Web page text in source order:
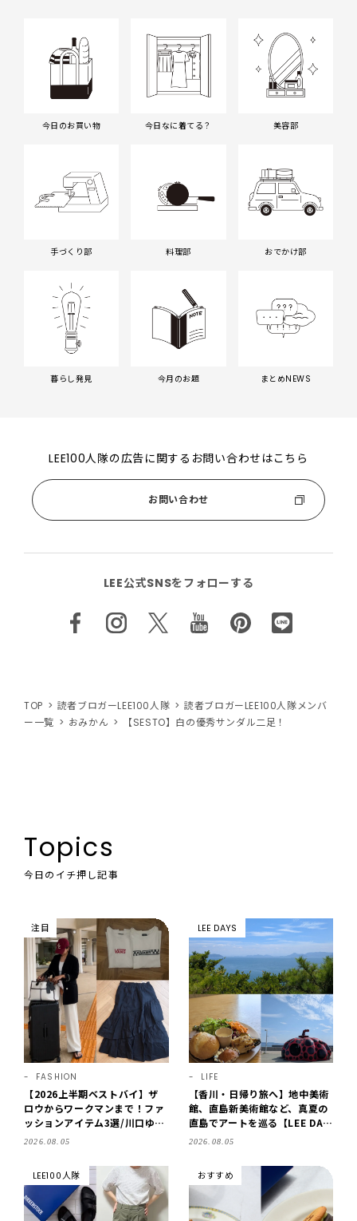
今日のお買い物 今日なに着てる？ 美容部
手づくり部 料理部 おでかけ部
暮らし発見 今月のお題 まとめNEWS
LEE100人隊の広告に関するお問い合わせはこちら
お問い合わせ
LEE公式SNSをフォローする
TOP 読者ブロガーLEE100人隊
読者ブロガーLEE100人隊メンバ
ー一覧
おみかん 【SESTO】白の優秀サンダル二足！
Topics
今日のイチ押し記事
注目
FASHION
【2026上半期ベストバイ】ザ
ロウからワークマンまで！ファ
ッションアイテム3選/川口ゆか
り
2026.08.05
LEE DAYS
LIFE
【香川・日帰り旅へ】地中美術
館、直島新美術館など、真夏の
直島でアートを巡る【LEE DAY
S club ミワコ】
2026.08.05
LEE100人隊 おすすめ